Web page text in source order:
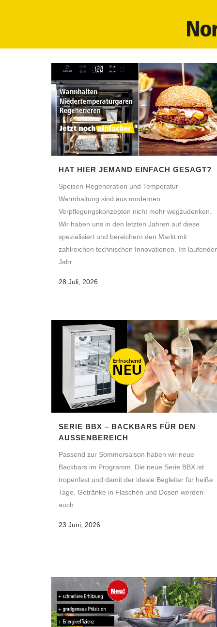
HAT HIER JEMAND EINFACH GESAGT?
Speisen-Regeneration und Temperatur-
Warmhaltung sind aus modernen
Verpflegungskonzepten nicht mehr wegzudenken.
Wir haben uns in den letzten Jahren auf diese
spezialisiert und bereichern den Markt mit
zahlreichen technischen Innovationen. Im
Jahr...
28 Juli, 2026
SERIE BBX – BACKBARS FÜR DEN
AUSSENBEREICH
Passend zur Sommersaison haben wir neue
Backbars im Programm. Die neue Serie BBX ist
tropenfest und damit der ideale Begleiter für heiße
Tage. Getränke in Flaschen und Dosen werden
auch...
23 Juni, 2026